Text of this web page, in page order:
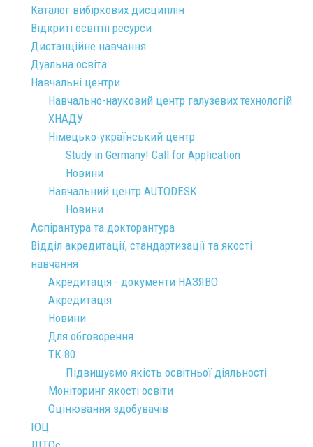
Каталог вибіркових дисциплін
Відкриті освітні ресурси
Дистанційне навчання
Дуальна освіта
Навчальні центри
Навчально-науковий центр галузевих технологій
ХНАДУ
Німецько-український центр
Study in Germany! Call for Application
Новини
Навчальний центр AUTODESK
Новини
Аспірантура та докторантура
Відділ акредитації, стандартизації та якості
навчання
Акредитація - документи НАЗЯВО
Акредитація
Новини
Для обговорення
ТК 80
Підвищуємо якість освітньої діяльності
Моніторинг якості освіти
Оцінювання здобувачів
ІОЦ